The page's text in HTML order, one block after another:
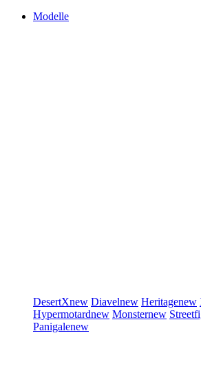
Modelle
DesertXnew Diavelnew Heritagenew
Hypermotardnew Monsternew
Panigalenew